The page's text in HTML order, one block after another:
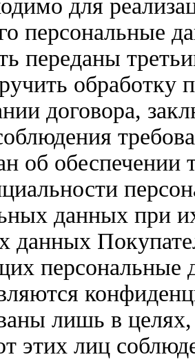
для
персональные
переданы
обработку
договора,
об
данных при
данных
персональные
лишь в
этих лиц